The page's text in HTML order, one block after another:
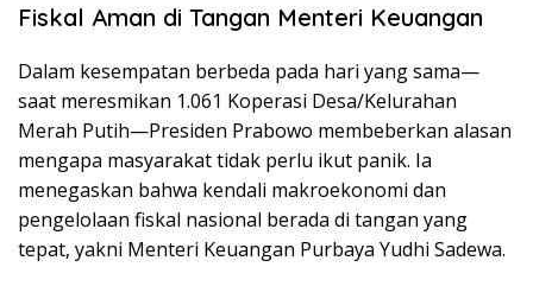
Fiskal Aman di Tangan Menteri Keuangan
Dalam kesempatan berbeda pada hari yang sama—
saat meresmikan 1.061 Koperasi Desa/Kelurahan
Merah Putih—Presiden Prabowo membeberkan alasan
mengapa masyarakat tidak perlu ikut panik. Ia
menegaskan bahwa kendali makroekonomi dan
pengelolaan fiskal nasional berada di tangan yang
tepat, yakni Menteri Keuangan Purbaya Yudhi Sadewa.